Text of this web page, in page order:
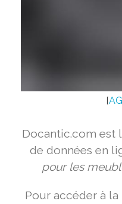
[
Docantic.com est
de données en
pour les
Pour accéder à